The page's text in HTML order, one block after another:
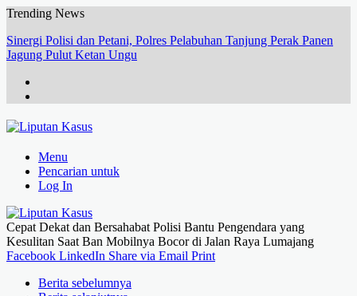
Trending News
Sinergi Polisi dan Petani, Polres Pelabuhan Tanjung Perak Panen
Jagung Pulut Ketan Ungu
Menu
Pencarian untuk
Log In
Cepat Dekat dan Bersahabat Polisi Bantu Pengendara yang
Kesulitan Saat Ban Mobilnya Bocor di Jalan Raya Lumajang
Facebook LinkedIn Share via Email Print
Berita sebelumnya